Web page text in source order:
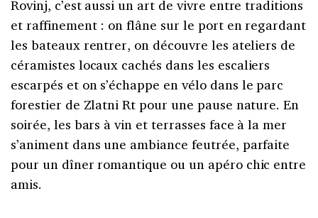
Rovinj, c’est aussi un art de vivre entre traditions
et raffinement : on flâne sur le port en regardant
les bateaux rentrer, on découvre les ateliers de
céramistes locaux cachés dans les escaliers
escarpés et on s’échappe en vélo dans le parc
forestier de Zlatni Rt pour une pause nature. En
soirée, les bars à vin et terrasses face à la mer
s’animent dans une ambiance feutrée, parfaite
pour un dîner romantique ou un apéro chic entre
amis.